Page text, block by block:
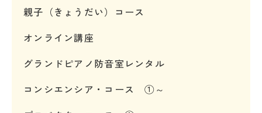
親子（きょうだい）コース
オンライン講座
グランドピアノ防音室レンタル
コンシエンシア・コース ①～